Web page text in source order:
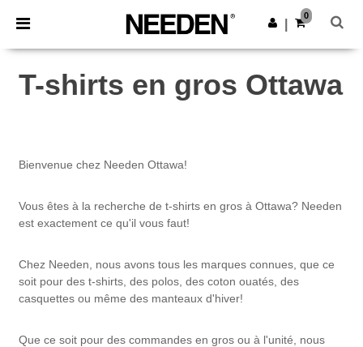
× Appli Needen
Meilleurs prix sur l’app !
Obtenir l'appli
0
T-shirts en gros Ottawa
Bienvenue chez Needen Ottawa!
Vous êtes à la recherche de t-shirts en gros à Ottawa? Needen
est exactement ce qu'il vous faut!
Chez Needen, nous avons tous les marques connues, que ce
soit pour des t-shirts, des polos, des coton ouatés, des
casquettes ou même des manteaux d'hiver!
Que ce soit pour des commandes en gros ou à l'unité, nous